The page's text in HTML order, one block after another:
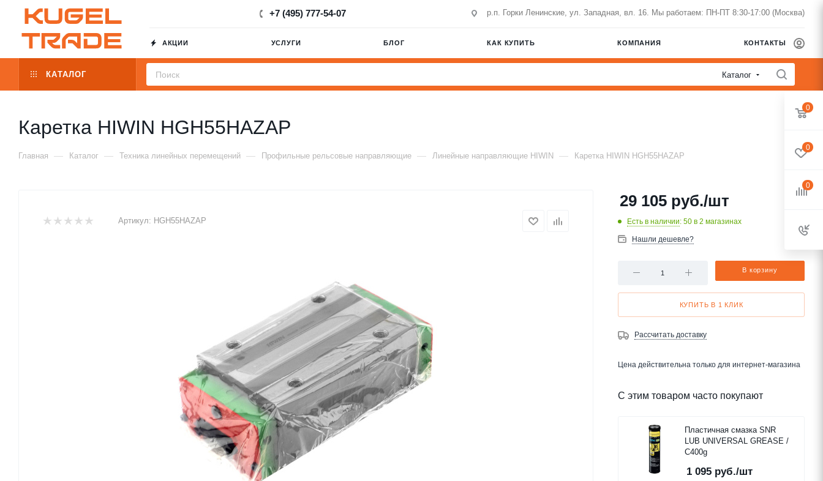
+7 (495) 777-54-07 р.п. Горки Ленинские, ул. Западная, вл. 16. Мы работаем: ПН-ПТ 8:30-17:00 (Москва)
АКЦИИ УСЛУГИ БЛОГ КАК КУПИТЬ КОМПАНИЯ КОНТАКТЫ
КАТАЛОГ Каталог
Каретка HIWIN HGH55HAZAP
Главная — Каталог — Техника линейных перемещений — Профильные рельсовые направляющие — Линейные направляющие HIWIN — Каретка HIWIN HGH55HAZAP
Артикул: HGH55HAZAP
29 105 руб./шт
Есть в наличии: 50 в 2 магазинах
Нашли дешевле?
В корзину
КУПИТЬ В 1 КЛИК
Рассчитать доставку
Цена действительна только для интернет-магазина
С этим товаром часто покупают
Пластичная смазка SNR
LUB UNIVERSAL GREASE /
C400g
1 095 руб./шт
0
0
0